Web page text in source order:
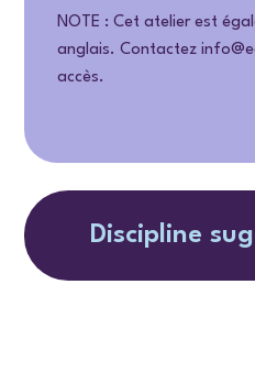
NOTE : Cet atelier est
anglais. Contactez
accès.
Discipline